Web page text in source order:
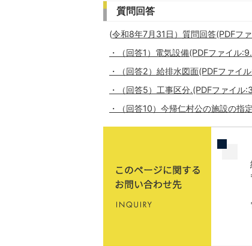
質問回答
(令和8年7月31日）質問回答(PDFフ
・（回答1）電気設備(PDFファイル
・（回答2）給排水図面(PDFファイ
・（回答5）工事区分.(PDFファイル
・（回答10）今帰仁村公の施設の